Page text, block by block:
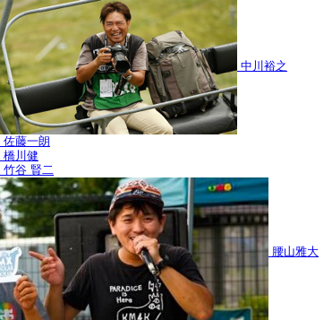
中川裕之
佐藤一朗
橋川健
竹谷 賢二
腰山雅大